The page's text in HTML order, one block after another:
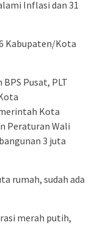
Inflasi dan 31
Kabupaten/Kota
Pusat, PLT
Kota
Peraturan Wali
3 juta
rumah, sudah ada
merah putih,